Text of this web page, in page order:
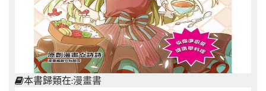
本書歸類在:漫畫書